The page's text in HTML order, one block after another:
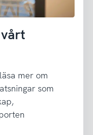
mer om
som